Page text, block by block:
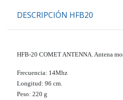
DESCRIPCIÓN HFB20
HFB-20 COMET ANTENNA. Antena
Frecuencia: 14Mhz
Longitud: 96 cm.
Peso: 220 g